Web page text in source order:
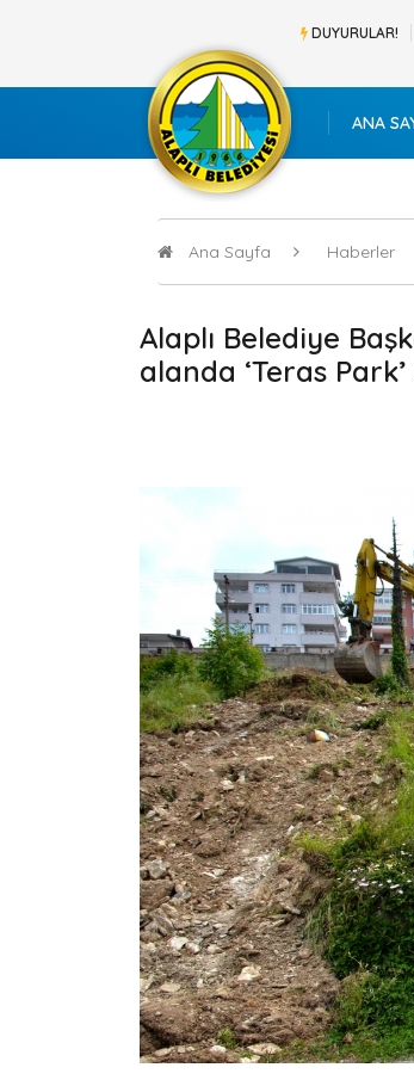
DUYURULAR!
ANA
Ana Sayfa Haberler
Alaplı Belediye
alanda ‘Teras